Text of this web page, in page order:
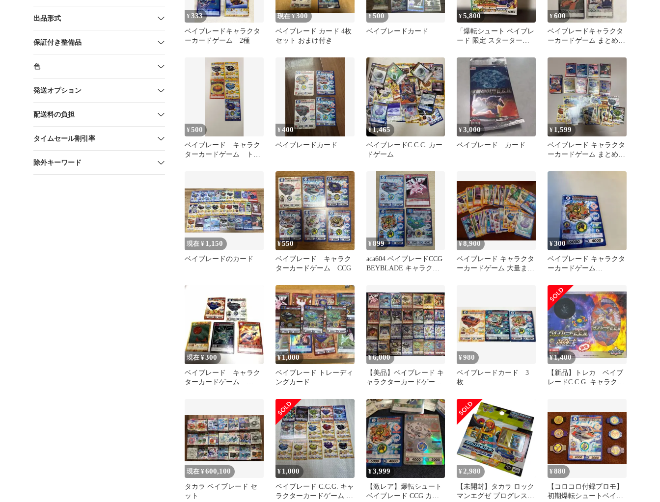
出品形式
保証付き整備品
色
発送オプション
配送料の負担
タイムセール割引率
除外キーワード
¥333
ベイブレードキャラクタ
ーカードゲーム 2種
現在 ¥300
ベイブレード カード 4枚
セット おまけ付き
¥500
ベイブレードカード
¥5,800
「爆転シュート ベイブレ
ード 限定 スターターセ
¥600
ベイブレードキャラクタ
ーカードゲーム まとめ売
¥500
ベイブレード キャラク
ターカードゲーム トレ
¥400
ベイブレードカード
¥1,465
ベイブレードC.C.C. カー
ドゲーム
¥3,000
ベイブレード カード
¥ 1,599
ベイブレード キャラクタ
ーカードゲーム まとめ売
現在 ¥ 1,150
ベイブレードのカード
¥550
ベイブレード キャラク
ターカードゲーム CCG
¥899
aca604 ベイブレードCCG
BEYBLADE キャラクタ
ベイブレード 炎龍の翼
ドラジエル ドラグーンス
トーム ドラグーンビクト
リー 4枚 051 014 001 PR-
027
¥8,900
ベイブレード キャラクタ
ーカードゲーム 大量まと
¥300
ベイブレード キャラクタ
ーカードゲーム
C.C.G.）」1枚
現在 ¥300
ベイブレード キャラク
ターカードゲーム
¥1,000
ベイブレード トレーディ
ングカード
¥6,000
【美品】ベイブレード キ
ャラクターカードゲーム
¥980
ベイブレードカード 3
枚
¥1,400
【新品】トレカ ベイブ
レードC.C.G. キャラクタ
現在 ¥600,100
タカラ ベイブレード セ
ット
¥ 1,000
ベイブレード C.C.G. キャ
ラクターカードゲーム セ
¥3,999
【激レア】爆転シュート
ベイブレード CCG カー
¥ 2,980
【未開封】タカラ ロック
マンエグゼ プログレスバ
¥880
​【コロコロ付録プロモ】
初期爆転シュートベイブ